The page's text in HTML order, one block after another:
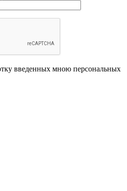
введенных мною персональных